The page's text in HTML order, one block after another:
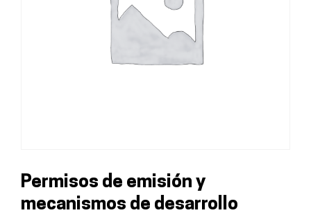
Permisos de emisión y
mecanismos de desarrollo